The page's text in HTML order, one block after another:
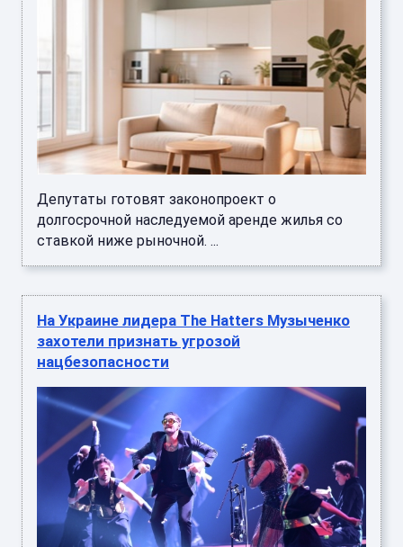
Депутаты готовят законопроект о
долгосрочной наследуемой аренде жилья со
ставкой ниже рыночной. ...
На Украине лидера The Hatters Музыченко
захотели признать угрозой
нацбезопасности